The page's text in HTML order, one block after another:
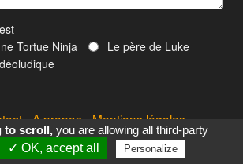
Tortue Ninja
Le père de Luke
A propos Mentions légales
2012 - 2026 © crashs-tests.fr
to scroll,you are allowing all third-party
✓ OK, accept all Personalize